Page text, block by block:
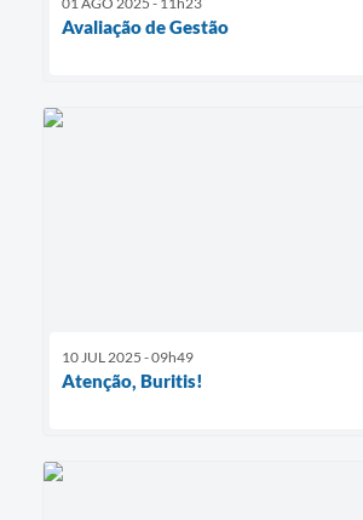
Avaliação de Gestão
10 JUL 2025 - 09h49
Atenção, Buritis!